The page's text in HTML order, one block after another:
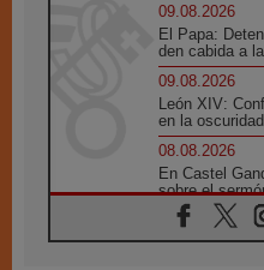
09.08.2026
El Papa:
den cabida a
09.08.2026
León XIV:
en la oscuridad
08.08.2026
En Castel
sobre el
08.08.2026
En Colombia,